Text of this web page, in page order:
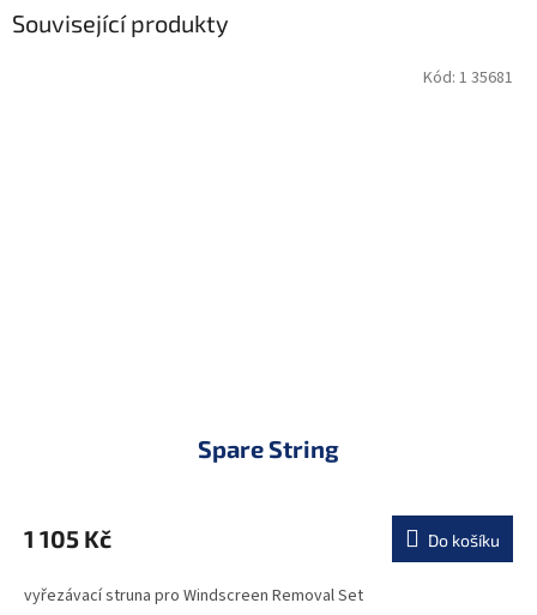
Související produkty
Spare String
1 105 Kč Do košíku
vyřezávací struna pro Windscreen Removal Set
Kód: 1 35681